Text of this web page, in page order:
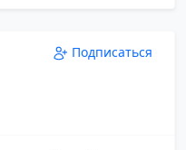
Подписаться